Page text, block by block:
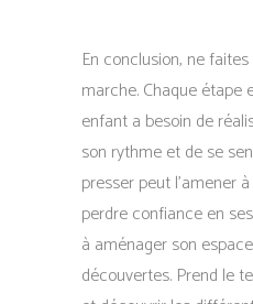
En conclusion, ne
marche. Chaque
enfant a besoin de
son rythme et de se
presser peut l’amener
perdre confiance en
à aménager son
découvertes. Prend le